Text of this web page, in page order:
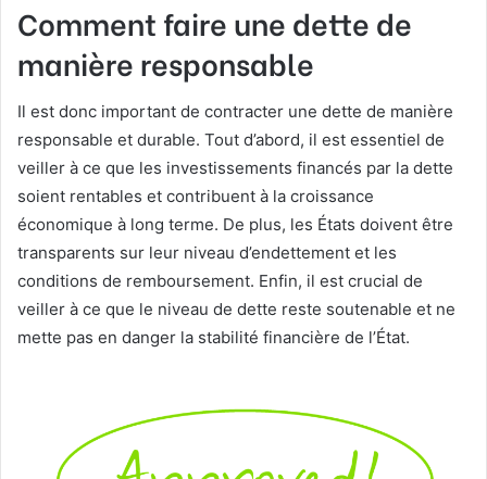
Comment faire une dette de
manière responsable
Il est donc important de contracter une dette de manière
responsable et durable. Tout d’abord, il est essentiel de
veiller à ce que les investissements financés par la dette
soient rentables et contribuent à la croissance
économique à long terme. De plus, les États doivent être
transparents sur leur niveau d’endettement et les
conditions de remboursement. Enfin, il est crucial de
veiller à ce que le niveau de dette reste soutenable et ne
mette pas en danger la stabilité financière de l’État.